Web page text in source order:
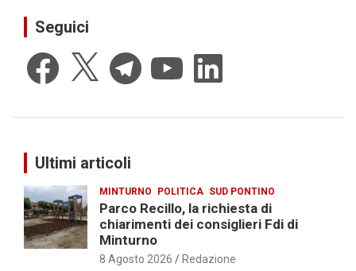
Seguici
Facebook Telegram LinkedIn
Ultimi articoli
MINTURNO POLITICA SUD PONTINO
Parco Recillo, la richiesta di
chiarimenti dei consiglieri Fdi di
Minturno
8 Agosto 2026 Redazione